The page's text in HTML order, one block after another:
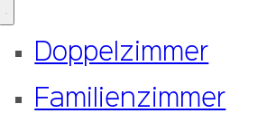
Doppelzimmer
Familienzimmer